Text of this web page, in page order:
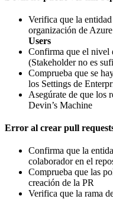
Verifica que la
organización de
Users
Confirma que el nivel
(Stakeholder no es
Comprueba que se
los Settings de
Asegúrate de que los
Devin’s Machine
Error al crear pull
Confirma que la
colaborador en el
Comprueba que las
creación de la PR
Verifica que la rama